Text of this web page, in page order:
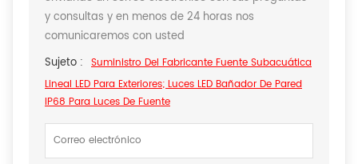
y consultas y en menos de 24 horas nos
comunicaremos con usted
Sujeto : Suministro Del Fabricante Fuente Subacuática
Lineal LED Para Exteriores; Luces LED Bañador De Pared
IP68 Para Luces De Fuente